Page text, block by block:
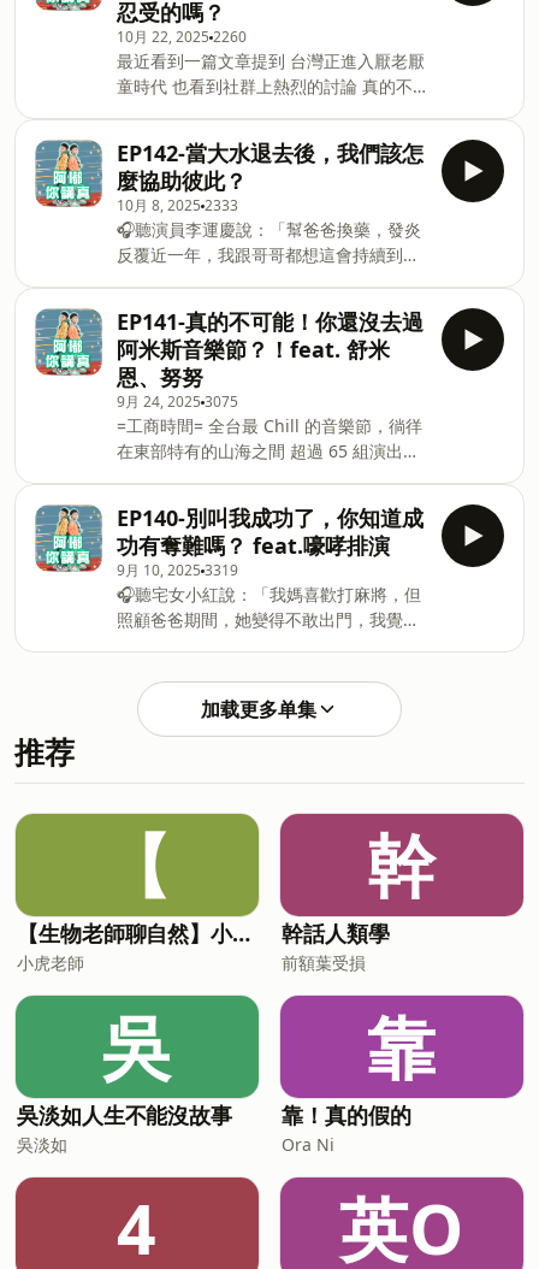
工作！ 只要你未在學、連續待業／失業達
60天以上，即可申請： 🔹尋職津貼：每月
$6,000，最高 $18,000！ 🔸就業獎勵金：
成功就業滿90天、 180天，最高可領
$30,000。 🔹總補助最高 $48,000！ 🔗
立即申請： 上「台灣就業
https://fstry.pse.is/9d5bpz —— 以上為
Firstory Podcast 廣告 —— 【本集節目插
入司法院廣告】 聊到「原住民加分」，總
有許多討論。這真的是特權嗎？ 司法院
《司事 Law 室》邀花蓮地院張宏節院長
溫和解析「積極平權」，並釐清「外加名
額」不影響他人。 也聊聊「很會唱歌」這
種稱讚，為何可能是「會呼吸的痛」？ 這
裡收聽： S5E6｜從「積極平權」角度出
發！ 司法如何尊重原住民族文化？ ft. 張
宏節院長 https://pse.is/LawsS5E6 -- 最
近「平埔原住民族群身份法」的通過施行
讓許多平埔族群有了政府的正名與法律保
障 但無論什
忍受的嗎？
10月 22, 2025 2260
最近看到一篇文章提到 台灣正進入厭老厭
童時代 也看到社群上熱烈的討論 真的不
頑固 也想問造成困擾的源頭 是制度還是
社會氛圍使然呢？ 加入會員，支持節目：
https://ckuqoda2j1e3w08922yoz4f8z.firstory.io/join
留言告訴我你對這一集的想法：
https://open.firstory.me/user/
Powered by Firstory Hosting
EP142-當大水退去後，我們該怎
麼協助彼此？
10月 8, 2025 2333
🎧聽演員李運慶說：「幫爸爸換藥，發炎
反覆近一年，我跟哥哥都想這會持續到什
https://fstry.pse.is/9b9tmq
&nbsp;&nbsp;照顧人生無法預期何時
來！「先來一杯 我們再聊」聆聽照顧者、
陪你預備長照未來！點擊連結，讓我們有
機會不在照顧困境掙扎。 —— 以上為
Firstory Podcast 廣告 —— 感謝各界超人
們相助 讓受災地區盡快恢復 現在我們還
可以做什麼？ 而中央與地方該做什麼？
加入會員，支持節目：
https://open.firstory.me/user/
留言告訴我你對這一集的想法：
https://open.firstory.me/user/
Powered by Firstory Hosting
EP141-真的不可能！你還沒去過
阿米斯音樂節？！feat. 舒米
恩、努努
9月 24, 2025 3075
=工商時間= 全台最 Chill 的音樂節，徜徉
在東部特有的山海之間 超過 65 組演出團
化的 Vibe 與能量 就在《2025 阿米斯音
樂節》 🗓️日期：2025 年 11／8 （六）、
11／9（日） 🏠地點：都蘭鼻（台東都蘭
部落） 🎟️售票連結｜
https://user295161.pse.is/86fyx6 -- 加
入會員，支持節目：
https://open.firstory.me/user/
留言告訴我你對這一集的想法：
https://open.firstory.me/user/
Powered by Firstory Hosting
EP140-別叫我成功了，你知道成
功有奪難嗎？ feat.嚎哮排演
9月 10, 2025 3319
🎧聽宅女小紅說：「我媽喜歡打麻將，但
照顧爸爸期間，她變得不敢出門，我覺得
&nbsp;&nbsp;照顧人生無法預期何時
來！「先來一杯 我們再聊」聆聽照顧者、
間= 嚎哮排演《別叫我成功：藝術界歸來
的兒子》 演出日期｜𝟐𝟎𝟐𝟓.𝟏𝟎.𝟎𝟑(五)—
𝟏𝟎.𝟏𝟐(日) 演出場次｜週五𝟏𝟗:𝟑𝟎、週六
𝟏𝟒:𝟑𝟎/𝟏𝟗:𝟑𝟎、週日𝟏𝟒:𝟑𝟎 演出地點｜臺北
表演藝術中心 球劇場 購票連結｜
https://lihi.cc/vF43v ➡️「阿嘟你講真」
粉絲專屬9折優惠碼：「ADU09」（優惠
期間自09/10中午12點至演出結束） 加入
會員，支持節目： https://open.firstor
加载更多单集
推荐
【
【生物老師聊自然】小故事，談生態
小虎老師
幹
幹話人類學
前額葉受損
吳
吳淡如人生不能沒故事
吳淡如
靠
靠！真的假的
Ora Ni
4 英O